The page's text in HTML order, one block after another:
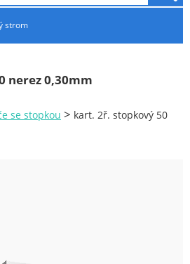
strom
nerez 0,30mm
se stopkou > kart. 2ř. stopkový 50